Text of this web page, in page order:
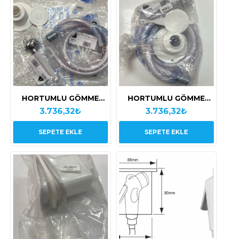
HORTUMLU GÖMME
DUŞ BEYAZ BARKA
3.736,32₺
SEPETE EKLE
HORTUMLU GÖMME
DUŞ BEYAZ BARKA-
DR1513
3.736,32₺
SEPETE EKLE